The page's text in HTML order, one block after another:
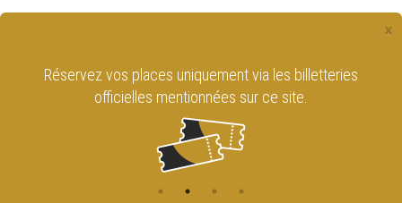
×
Réservez vos places uniquement via les billetteries
officielles mentionnées sur ce site.